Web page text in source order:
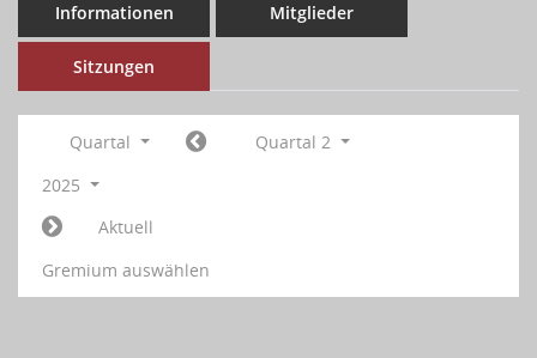
Informationen Mitglieder
Sitzungen
Quartal
Quartal 2
2025
Aktuell
Gremium auswählen